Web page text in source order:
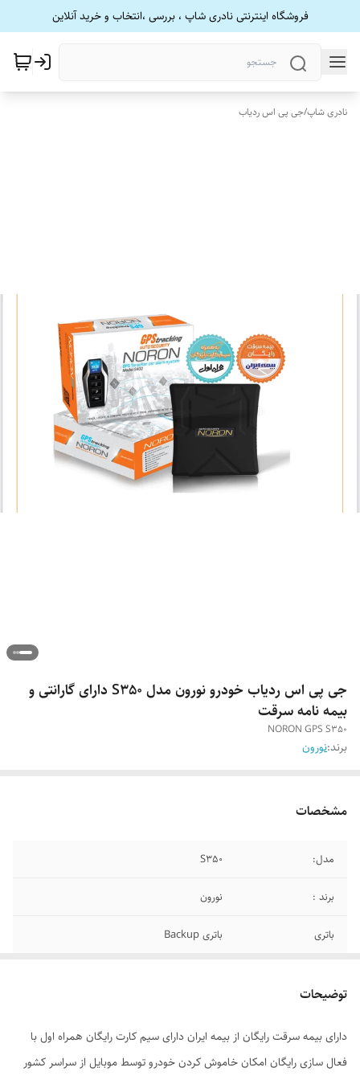
فروشگاه اینترنتی نادری شاپ ، بررسی ،انتخاب و خرید آنلاین
نادری شاپ/جی پی اس ردیاب
جی پی اس ردیاب خودرو نورون مدل S350 دارای گارانتی و
بیمه نامه سرقت
NORON GPS S350
برند:نورون
مشخصات
مدل: S350
برند : نورون
باتری باتری Backup
توضیحات
دارای بیمه سرقت رایگان از بیمه ایران دارای سیم کارت رایگان همراه اول با
فعال سازی رایگان امکان خاموش کردن خودرو توسط موبایل از سراسر کشور